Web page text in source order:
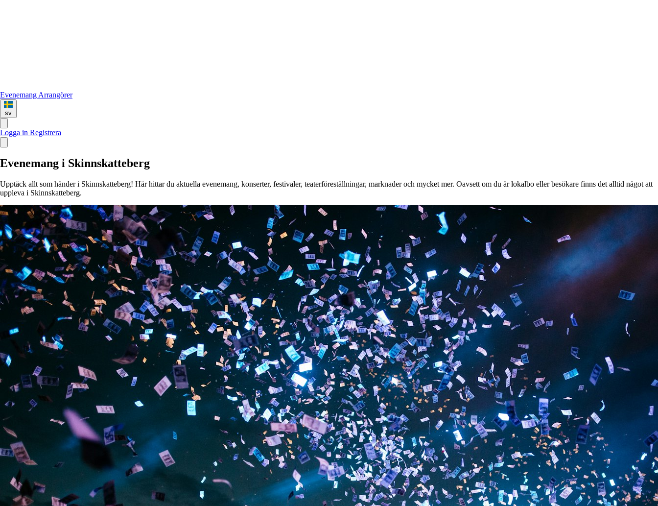
Evenemang Arrangörer
sv
Logga in Registrera
Evenemang i Skinnskatteberg
Upptäck allt som händer i Skinnskatteberg! Här hittar du aktuella evenemang, konserter, festivaler, teaterföreställningar, marknader och mycket mer. Oavsett om du är lokalbo eller besökare finns det alltid något att
uppleva i Skinnskatteberg.